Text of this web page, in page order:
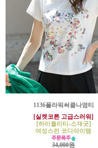
1136플라워써클나염티
[실켓코튼 고급스러워]
[하이퀄리티-소재굿]
여성스런 코디아이템
34,000원